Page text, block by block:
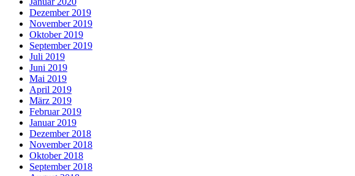
Dezember 2019
November 2019
Oktober 2019
September 2019
Juli 2019
Juni 2019
Mai 2019
April 2019
März 2019
Februar 2019
Januar 2019
Dezember 2018
November 2018
Oktober 2018
September 2018